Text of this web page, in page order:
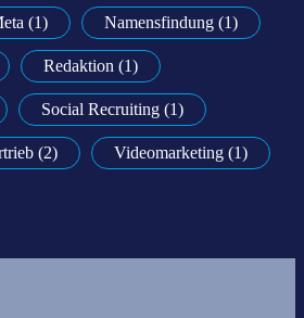
(1) Namensfindung (1)
Redaktion (1)
Social Recruiting (1)
(2) Videomarketing (1)